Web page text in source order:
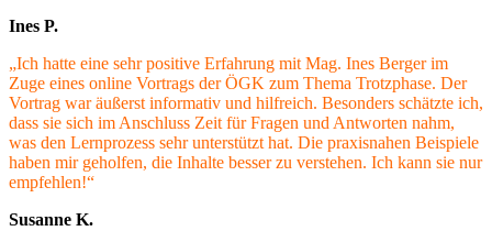
Ines P.
„Ich hatte eine sehr positive Erfahrung mit Mag. Ines Berger im
Zuge eines online Vortrags der ÖGK zum Thema Trotzphase. Der
Vortrag war äußerst informativ und hilfreich. Besonders schätzte ich,
dass sie sich im Anschluss Zeit für Fragen und Antworten nahm,
was den Lernprozess sehr unterstützt hat. Die praxisnahen Beispiele
haben mir geholfen, die Inhalte besser zu verstehen. Ich kann sie nur
empfehlen!“
Susanne K.